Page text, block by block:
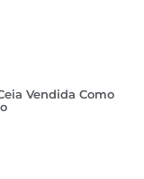
Vendida Como